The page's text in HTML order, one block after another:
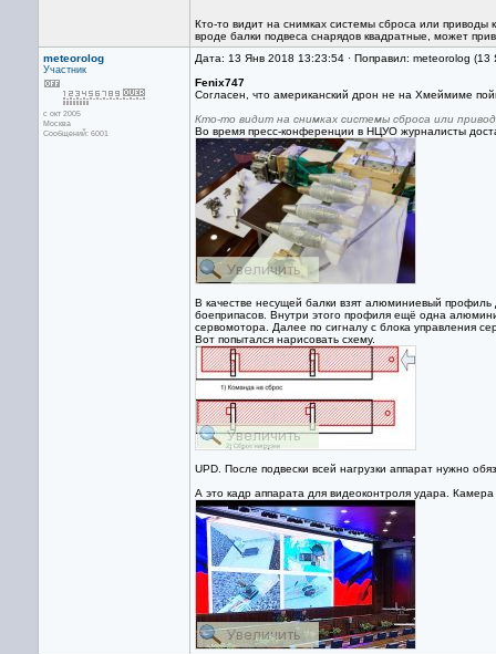
Кто-то видит на снимках системы сброса или
вроде балки подвеса снарядов квадратные, может
meteorolog
Участник
с окт 2005
Москва
Сообщений: 6001
Дата: 13 Янв 2018 13:23:54 · Поправил: meteorolog
Fenix747
Согласен, что американский дрон не на Хмеймиме
Кто-то видит на снимках системы сброса или
Во время пресс-конференции в НЦУО журналисты
В качестве несущей балки взят алюминиевый профиль
боеприпасов. Внутри этого профиля ещё одна
сервомотора. Далее по сигналу с блока управления
Вот попытался нарисовать схему.
UPD. После подвески всей нагрузки аппарат нужно
А это кадр аппарата для видеоконтроля удара.